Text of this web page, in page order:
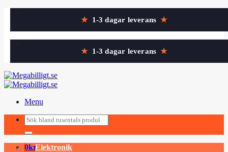
content
★ 1-3 dagar leverans ★
★ 1-3 dagar leverans ★
Menu
Sök
efter:
0kr
Sök
efter:
Elektronik